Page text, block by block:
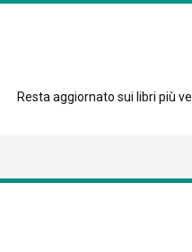
Resta aggiornato sui libri più